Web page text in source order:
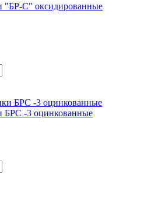
"БР-С" оксидированные
БРС -3 оцинкованные